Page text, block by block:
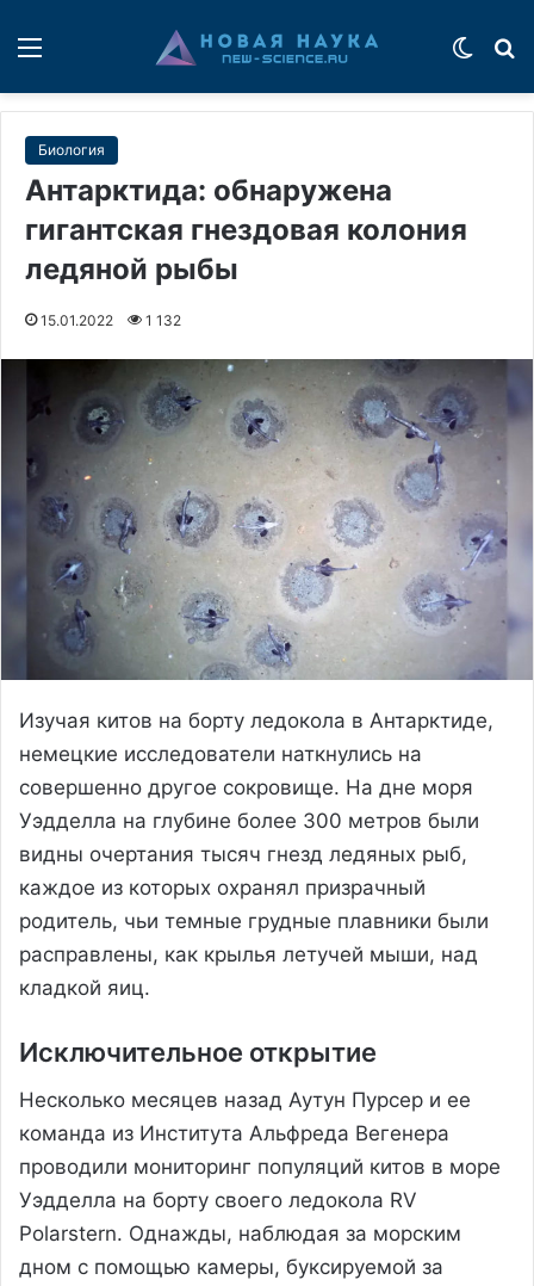
Биология
Антарктида: обнаружена
гигантская гнездовая колония
ледяной рыбы
15.01.2022 1 132
Изучая китов на борту ледокола в Антарктиде,
немецкие исследователи наткнулись на
совершенно другое сокровище. На дне моря
Уэдделла на глубине более 300 метров были
видны очертания тысяч гнезд ледяных рыб,
каждое из которых охранял призрачный
родитель, чьи темные грудные плавники были
расправлены, как крылья летучей мыши, над
кладкой яиц.
Исключительное открытие
Несколько месяцев назад Аутун Пурсер и ее
команда из Института Альфреда Вегенера
проводили мониторинг популяций китов в море
Уэдделла на борту своего ледокола RV
Polarstern. Однажды, наблюдая за морским
дном с помощью камеры, буксируемой за